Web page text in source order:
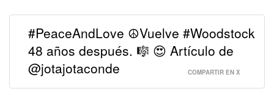
#PeaceAndLove ☮️Vuelve #Woodstock
48 años después. 🎼 😍 Artículo de
@jotajotaconde
COMPARTIR EN X